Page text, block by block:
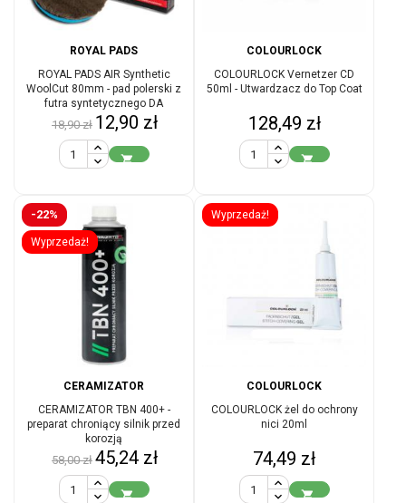
ROYAL PADS
ROYAL PADS AIR Synthetic
WoolCut 80mm - pad polerski z
futra syntetycznego DA
Cena
podstawowa
18,90 zł Cena
12,90 zł

COLOURLOCK
COLOURLOCK Vernetzer CD
50ml - Utwardzacz do Top Coat
Cena
128,49 zł

-22%
Wyprzedaż!
CERAMIZATOR
CERAMIZATOR TBN 400+ -
preparat chroniący silnik przed
korozją
Cena
podstawowa
58,00 zł Cena
45,24 zł

Wyprzedaż!
COLOURLOCK
COLOURLOCK żel do ochrony
nici 20ml
Cena
74,49 zł
